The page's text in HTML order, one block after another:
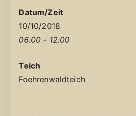
Datum/Zeit
10/10/2018
06:00 - 12:00
Teich
Foehrenwaldteich